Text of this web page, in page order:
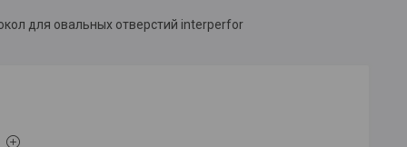
для овальных отверстий interperfor